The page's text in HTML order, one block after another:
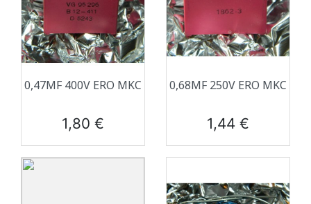
0,47ΜF 400V ERO MKC
Prix
1,80 €
0,68ΜF 250V ERO MKC
Prix
1,44 €